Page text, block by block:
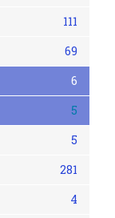
111
69
6
5
5
281
4